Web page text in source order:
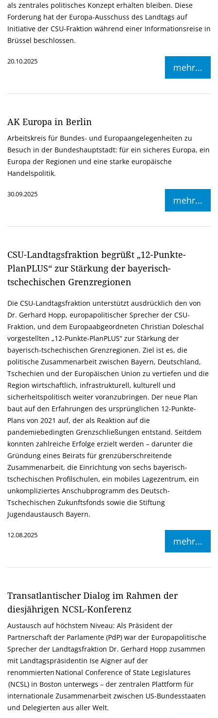
als zentrales politisches Konzept erhalten bleiben. Diese
Forderung hat der Europa-Ausschuss des Landtags auf
Initiative der CSU-Fraktion während einer Informationsreise in
Brüssel beschlossen.
20.10.2025
mehr...
AK Europa in Berlin
Arbeitskreis für Bundes- und Europaangelegenheiten zu
Besuch in der Bundeshauptstadt: für ein sicheres Europa, ein
Europa der Regionen und eine starke europäische
Handelspolitik.
30.09.2025
mehr...
CSU-Landtagsfraktion begrüßt „12-Punkte-
PlanPLUS“ zur Stärkung der bayerisch-
tschechischen Grenzregionen
Die CSU-Landtagsfraktion unterstützt ausdrücklich den von
Dr. Gerhard Hopp, europapolitischer Sprecher der CSU-
Fraktion, und dem Europaabgeordneten Christian Doleschal
vorgestellten „12-Punkte-PlanPLUS“ zur Stärkung der
bayerisch-tschechischen Grenzregionen. Ziel ist es, die
politische Zusammenarbeit zwischen Bayern, Deutschland,
Tschechien und der Europäischen Union zu vertiefen und die
Region wirtschaftlich, infrastrukturell, kulturell und
sicherheitspolitisch weiter voranzubringen. Der neue Plan
baut auf den Erfahrungen des ursprünglichen 12-Punkte-
Plans von 2021 auf, der als Reaktion auf die
pandemiebedingten Grenzschließungen entstand. Seitdem
konnten zahlreiche Erfolge erzielt werden – darunter die
Gründung eines Beirats für grenzüberschreitende
Zusammenarbeit, die Einrichtung von sechs bayerisch-
tschechischen Profilschulen, ein mobiles Lagezentrum, ein
unkompliziertes Anschubprogramm des Deutsch-
Tschechischen Zukunftsfonds sowie die Stiftung
Jugendaustausch Bayern.
12.08.2025
mehr...
Transatlantischer Dialog im Rahmen der
diesjährigen NCSL-Konferenz
Austausch auf höchstem Niveau: Als Präsident der
Partnerschaft der Parlamente (PdP) war der Europapolitische
Sprecher der Landtagsfraktion Dr. Gerhard Hopp zusammen
mit Landtagspräsidentin Ise Aigner auf der
renommierten National Conference of State Legislatures
(NCSL) in Boston unterwegs – der zentralen Plattform für
internationale Zusammenarbeit zwischen US-Bundesstaaten
und Delegierten aus aller Welt.